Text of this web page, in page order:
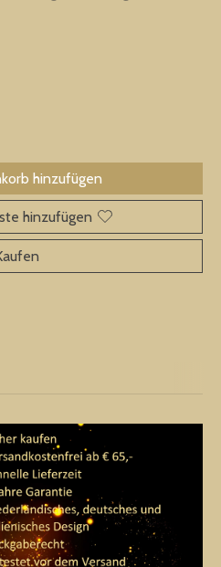
hinzufügen
hinzufügen